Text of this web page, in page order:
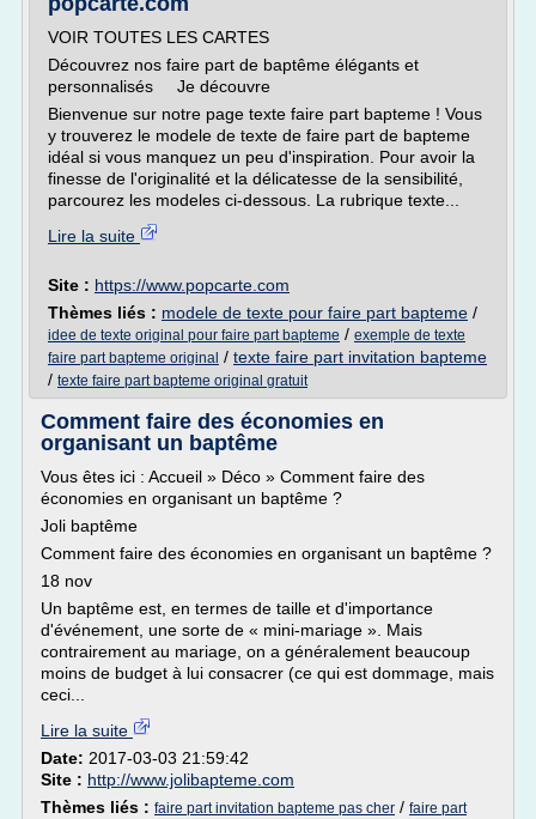
VOIR TOUTES LES CARTES
Découvrez nos faire part de baptême élégants et
personnalisés Je découvre
Bienvenue sur notre page texte faire part bapteme ! Vous
y trouverez le modele de texte de faire part de bapteme
idéal si vous manquez un peu d'inspiration. Pour avoir la
finesse de l'originalité et la délicatesse de la sensibilité,
parcourez les modeles ci-dessous. La rubrique texte...
Lire la suite
Site : https://www.popcarte.com
Thèmes liés : modele de texte pour faire part bapteme /
idee de texte original pour faire part bapteme / exemple de texte
faire part bapteme original / texte faire part invitation bapteme
/ texte faire part bapteme original gratuit
Comment faire des économies en
organisant un baptême
Vous êtes ici : Accueil » Déco » Comment faire des
économies en organisant un baptême ?
Joli baptême
Comment faire des économies en organisant un baptême ?
18 nov
Un baptême est, en termes de taille et d'importance
d'événement, une sorte de « mini-mariage ». Mais
contrairement au mariage, on a généralement beaucoup
moins de budget à lui consacrer (ce qui est dommage, mais
ceci...
Lire la suite
Date: 2017-03-03 21:59:42
Site : http://www.jolibapteme.com
Thèmes liés : faire part invitation bapteme pas cher / faire part